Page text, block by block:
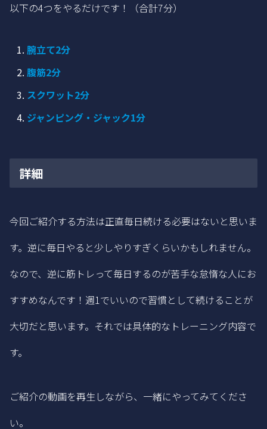
以下の4つをやるだけです！（合計7分）
腕立て2分
腹筋2分
スクワット2分
ジャンピング・ジャック1分
詳細
今回ご紹介する方法は正直毎日続ける必要はないと思いま
す。逆に毎日やると少しやりすぎくらいかもしれません。
なので、逆に筋トレって毎日するのが苦手な怠惰な人にお
すすめなんです！週1でいいので習慣として続けることが
大切だと思います。それでは具体的なトレーニング内容で
す。
ご紹介の動画を再生しながら、一緒にやってみてくださ
い。